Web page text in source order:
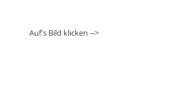
Auf's Bild klicken -->